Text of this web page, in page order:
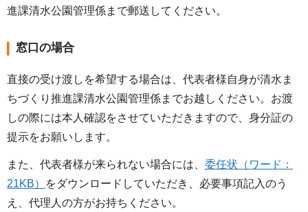
進課清水公園管理係まで郵送してください。
窓口の場合
直接の受け渡しを希望する場合は、代表者様自身が清水ま
ちづくり推進課清水公園管理係までお越しください。お渡
しの際には本人確認をさせていただきますので、身分証の
提示をお願いします。
また、代表者様が来られない場合には、 委任状（ワード：
21KB）
をダウンロードしていただき、必要事項記入のう
え、代理人の方がお持ちください。